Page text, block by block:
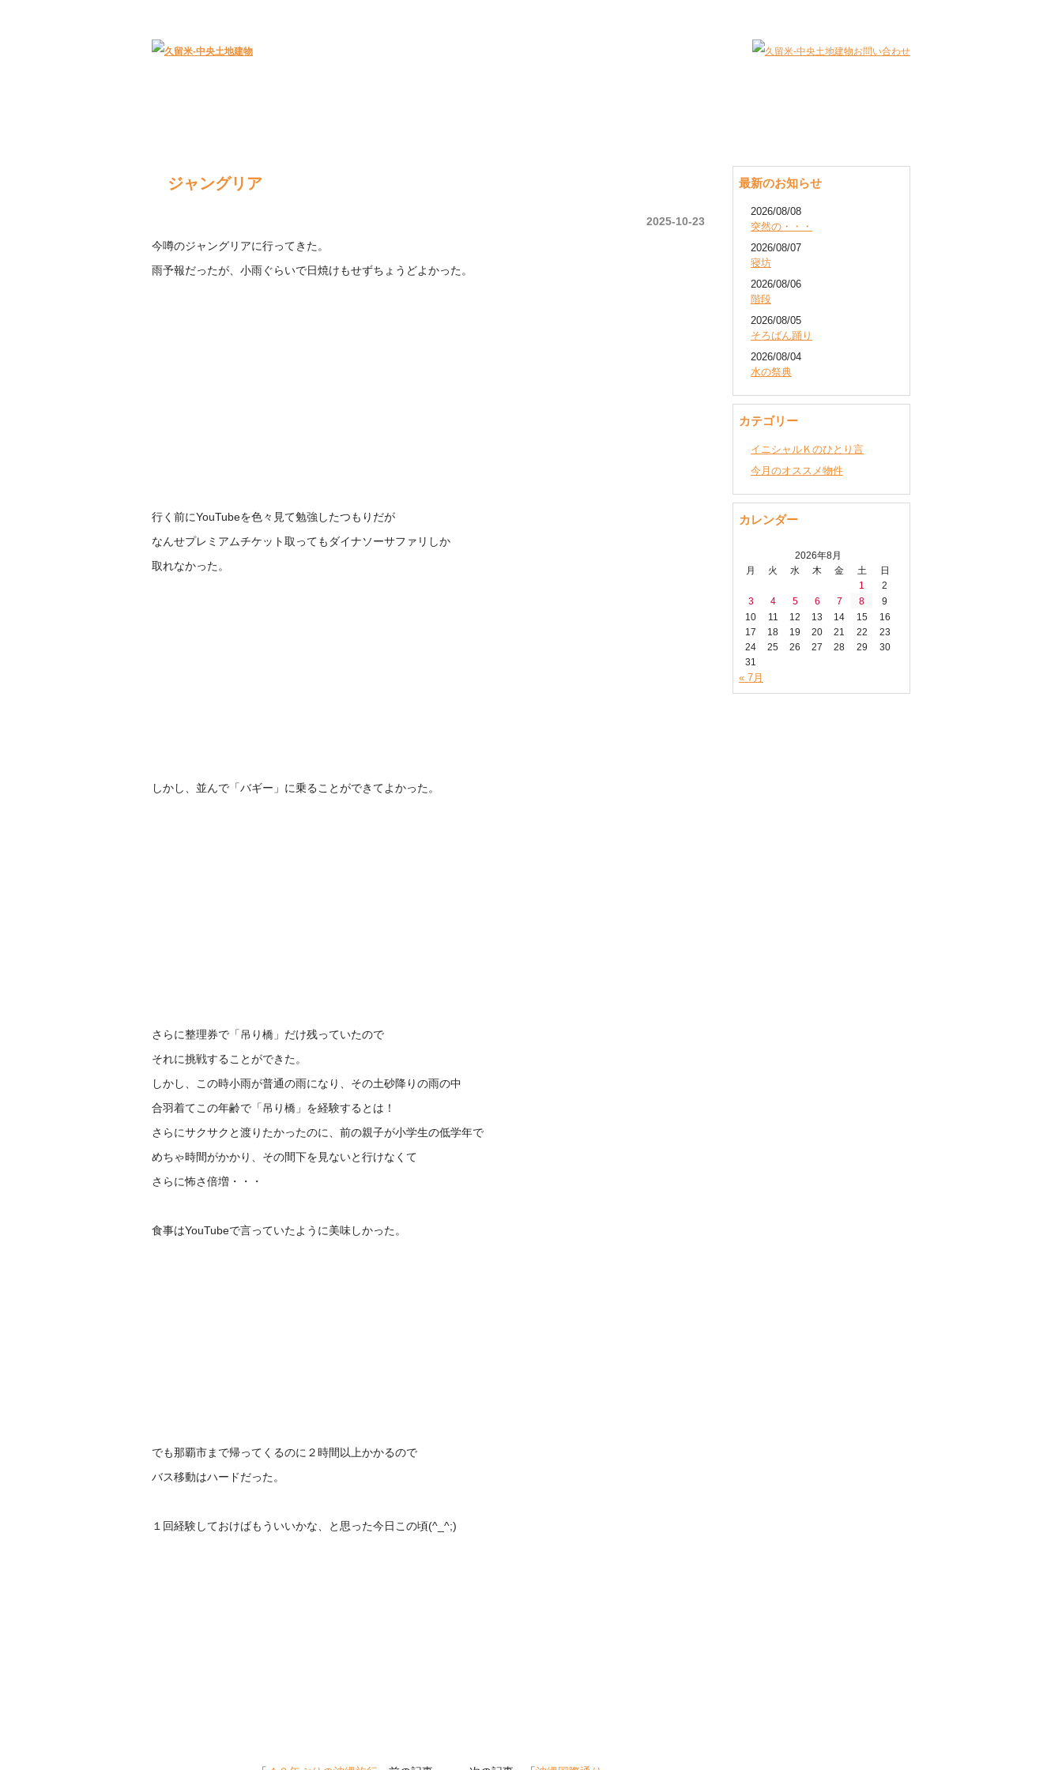
ジャングリア
2025-10-23
今噂のジャングリアに行ってきた。
雨予報だったが、小雨ぐらいで日焼けもせずちょうどよかった。
行く前にYouTubeを色々見て勉強したつもりだが
なんせプレミアムチケット取ってもダイナソーサファリしか
取れなかった。
しかし、並んで「バギー」に乗ることができてよかった。
さらに整理券で「吊り橋」だけ残っていたので
それに挑戦することができた。
しかし、この時小雨が普通の雨になり、その土砂降りの雨の中
合羽着てこの年齢で「吊り橋」を経験するとは！
さらにサクサクと渡りたかったのに、前の親子が小学生の低学年で
めちゃ時間がかかり、その間下を見ないと行けなくて
さらに怖さ倍増・・・
食事はYouTubeで言っていたように美味しかった。
でも那覇市まで帰ってくるのに２時間以上かかるので
バス移動はハードだった。
１回経験しておけばもういいかな、と思った今日この頃(^_^;)
最新のお知らせ
2026/08/08
突然の・・・
2026/08/07
寝坊
2026/08/06
階段
2026/08/05
そろばん踊り
2026/08/04
水の祭典
カテゴリー
イニシャルＫのひとり言
今月のオススメ物件
カレンダー
2026年8月
月
火 水 木 金 土
日
1
2
3
4 5 6 7 8
9
10
11 12 13 14 15
16
17
18 19 20 21 22
23
24
25 26 27 28 29
30
31
« 7月